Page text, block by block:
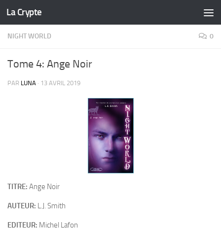
Skip to content
La Crypte
NIGHT WORLD 0
Tome 4: Ange Noir
PAR LUNA · 13 AVRIL 2019
TITRE: Ange Noir
AUTEUR: L.J. Smith
EDITEUR: Michel Lafon